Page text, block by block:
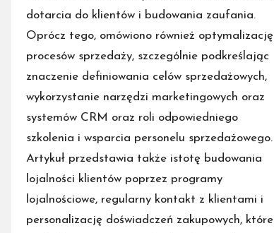
dotarcia do klientów i budowania zaufania.
Oprócz tego, omówiono również optymalizację
procesów sprzedaży, szczególnie podkreślając
znaczenie definiowania celów sprzedażowych,
wykorzystanie narzędzi marketingowych oraz
systemów CRM oraz roli odpowiedniego
szkolenia i wsparcia personelu sprzedażowego.
Artykuł przedstawia także istotę budowania
lojalności klientów poprzez programy
lojalnościowe, regularny kontakt z klientami i
personalizację doświadczeń zakupowych, które